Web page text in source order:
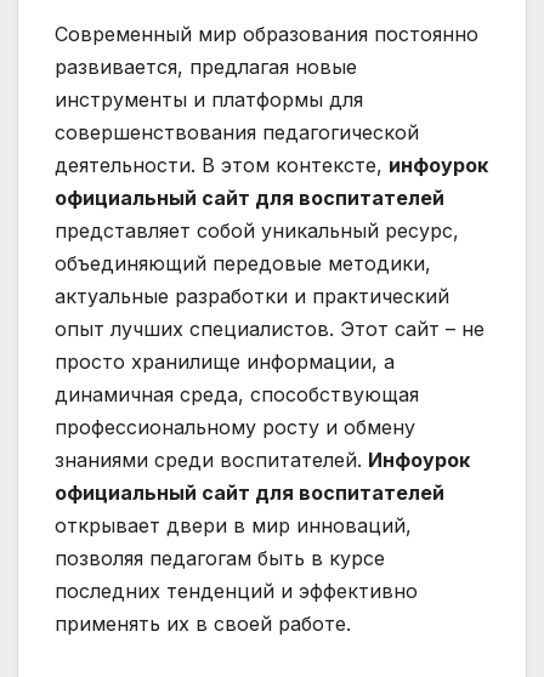
Современный мир образования постоянно
развивается, предлагая новые
инструменты и платформы для
совершенствования педагогической
деятельности. В этом контексте, инфоурок
официальный сайт для воспитателей
представляет собой уникальный ресурс,
объединяющий передовые методики,
актуальные разработки и практический
опыт лучших специалистов. Этот сайт – не
просто хранилище информации, а
динамичная среда, способствующая
профессиональному росту и обмену
знаниями среди воспитателей. Инфоурок
официальный сайт для воспитателей
открывает двери в мир инноваций,
позволяя педагогам быть в курсе
последних тенденций и эффективно
применять их в своей работе.